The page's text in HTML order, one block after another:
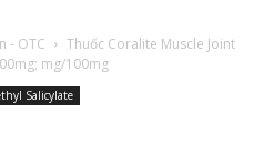
- OTC
Thuốc Coralite Muscle Joint
mg/100mg
Salicylate